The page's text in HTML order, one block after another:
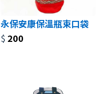
永保安康保溫瓶束口袋
$ 200